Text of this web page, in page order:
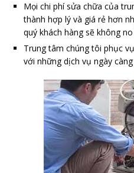
Mọi chi phí sửa chữa của
thành hợp lý và giá rẻ hơn
quý khách hàng sẽ không
Trung tâm chúng tôi phục
với những dịch vụ ngày